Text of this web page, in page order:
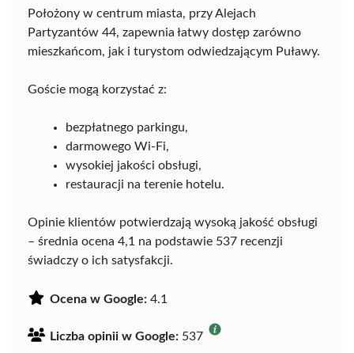
Położony w centrum miasta, przy Alejach
Partyzantów 44, zapewnia łatwy dostęp zarówno
mieszkańcom, jak i turystom odwiedzającym Puławy.
Goście mogą korzystać z:
bezpłatnego parkingu,
darmowego Wi-Fi,
wysokiej jakości obsługi,
restauracji na terenie hotelu.
Opinie klientów potwierdzają wysoką jakość obsługi
– średnia ocena 4,1 na podstawie 537 recenzji
świadczy o ich satysfakcji.
Ocena w Google: 4.1
Liczba opinii w Google: 537